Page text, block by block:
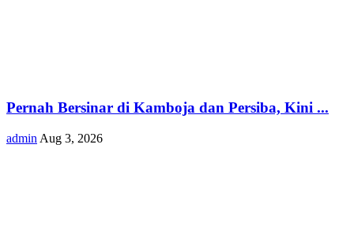
Pernah Bersinar di Kamboja dan Persiba, Kini ...
admin Aug 3, 2026